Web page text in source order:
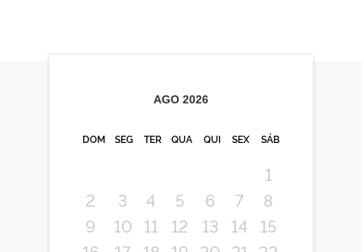
AGO 2026
DOM SEG TER QUA QUI SEX SÁB
1
2
3 4 5 6 7
8
9
10 11 12 13 14
15